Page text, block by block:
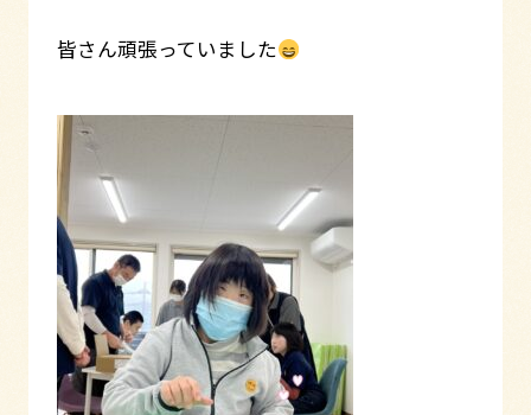
皆さん頑張っていました